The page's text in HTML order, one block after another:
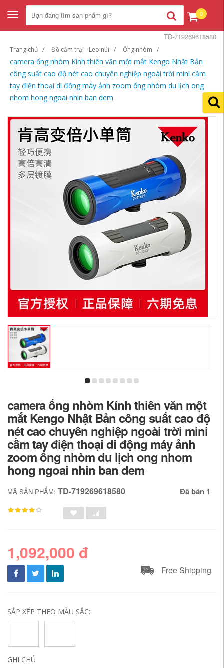
Toggle
navigation
0
Trang chủ Đồ cắm trại - Leo núi Ống nhòm
camera ống nhòm Kính thiên văn một mắt Kengo Nhật Bản
công suất cao độ nét cao chuyên nghiệp ngoài trời mini cầm
tay điện thoại di động máy ảnh zoom ống nhòm du lịch ong
nhom hong ngoai nhin ban dem
TD-719269618580
camera ống nhòm Kính thiên văn một
mắt Kengo Nhật Bản công suất cao độ
nét cao chuyên nghiệp ngoài trời mini
cầm tay điện thoại di động máy ảnh
zoom ống nhòm du lịch ong nhom
hong ngoai nhin ban dem
MÃ SẢN PHẨM: TD-719269618580 Đã bán 1
1,092,000 đ
Free Shipping
SẮP XẾP THEO MÀU SẮC:
GHI CHÚ